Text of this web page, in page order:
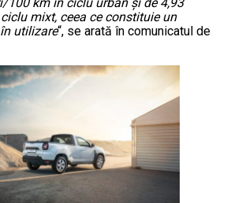
mixt, ceea ce constituie un
utilizare“, se arată în comunicatul de